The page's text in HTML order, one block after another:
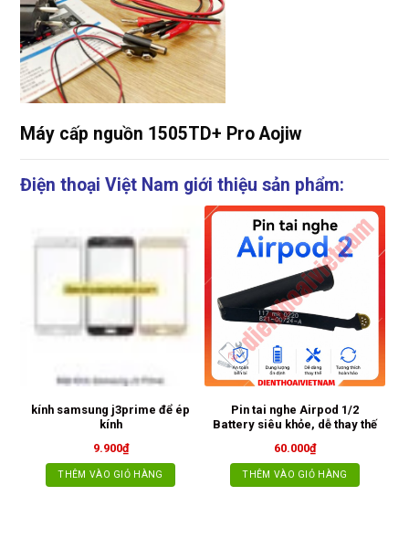
Máy cấp nguồn 1505TD+ Pro Aojiw
Điện thoại Việt Nam giới thiệu sản phẩm:
kính samsung j3prime để ép
kính
9.900₫
THÊM VÀO GIỎ HÀNG
Pin tai nghe Airpod 1/2
Battery siêu khỏe, dễ thay thế
60.000₫
THÊM VÀO GIỎ HÀNG